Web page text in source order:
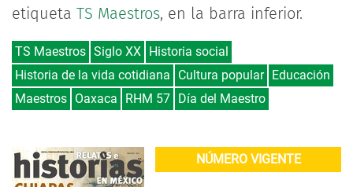
etiqueta TS Maestros, en la barra inferior.
TS Maestros Siglo XX Historia social
Historia de la vida cotidiana
Cultura popular Educación
Maestros Oaxaca RHM 57 Día del Maestro
NÚMERO VIGENTE